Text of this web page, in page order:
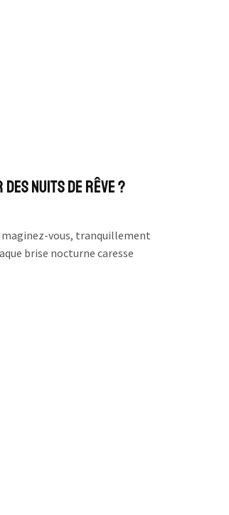
des nuits de rêve ?
vous, tranquillement
brise nocturne caresse